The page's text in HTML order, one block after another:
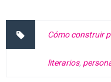
Cómo construir
literarios,